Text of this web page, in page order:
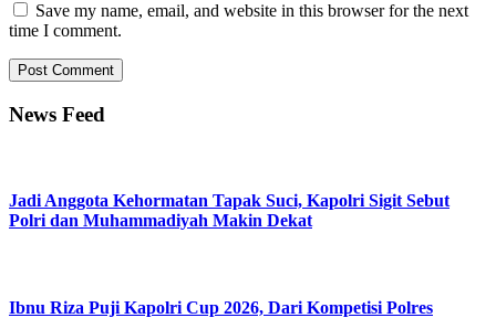
Save my name, email, and website in this browser for the next
time I comment.
News Feed
Jadi Anggota Kehormatan Tapak Suci, Kapolri Sigit Sebut
Polri dan Muhammadiyah Makin Dekat
Ibnu Riza Puji Kapolri Cup 2026, Dari Kompetisi Polres